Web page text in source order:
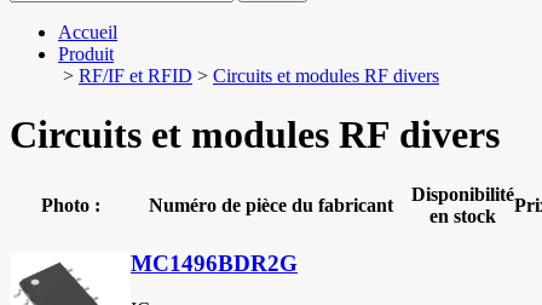
Accueil
Produit
> RF/IF et RFID > Circuits et modules RF divers
Circuits et modules RF divers
Photo : Numéro de pièce du fabricant
Disponibilité
en stock
MC1496BDR2G